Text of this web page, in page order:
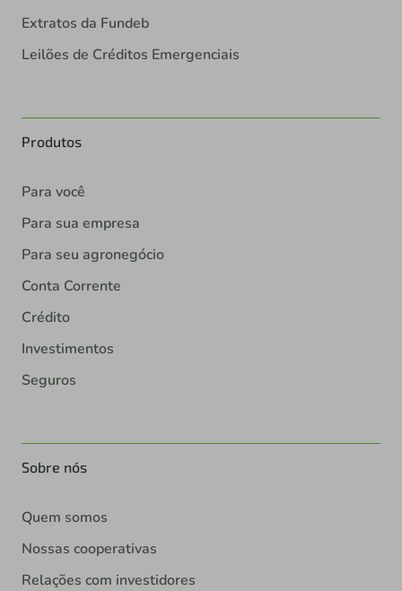
Extratos da Fundeb
Leilões de Créditos Emergenciais
Produtos
Para você
Para sua empresa
Para seu agronegócio
Conta Corrente
Crédito
Investimentos
Seguros
Sobre nós
Quem somos
Nossas cooperativas
Relações com investidores